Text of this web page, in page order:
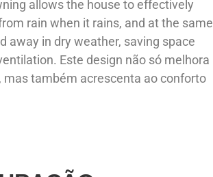
allows the house to effectively
rain when it rains, and at the same
away in dry weather, saving space
Este design não só melhora
mas também acrescenta ao conforto